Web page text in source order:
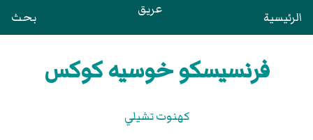
الرئيسية عريق بحث
فرنسيسكو خوسيه كوكس
كهنوت تشيلي